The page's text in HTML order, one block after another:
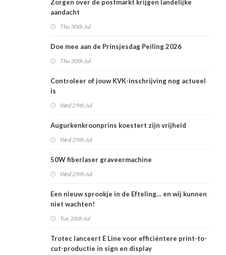
Zorgen over de postmarkt krijgen landelijke
aandacht
Thu 30th Jul
Doe mee aan de Prinsjesdag Peiling 2026
Thu 30th Jul
Controleer of jouw KVK-inschrijving nog actueel
is
Wed 29th Jul
Augurkenkroonprins koestert zijn vrijheid
Wed 29th Jul
50W fiberlaser graveermachine
Wed 29th Jul
Een nieuw sprookje in de Efteling… en wij kunnen
niet wachten!
Tue 28th Jul
Trotec lanceert E Line voor efficiëntere print-to-
cut-productie in sign en display